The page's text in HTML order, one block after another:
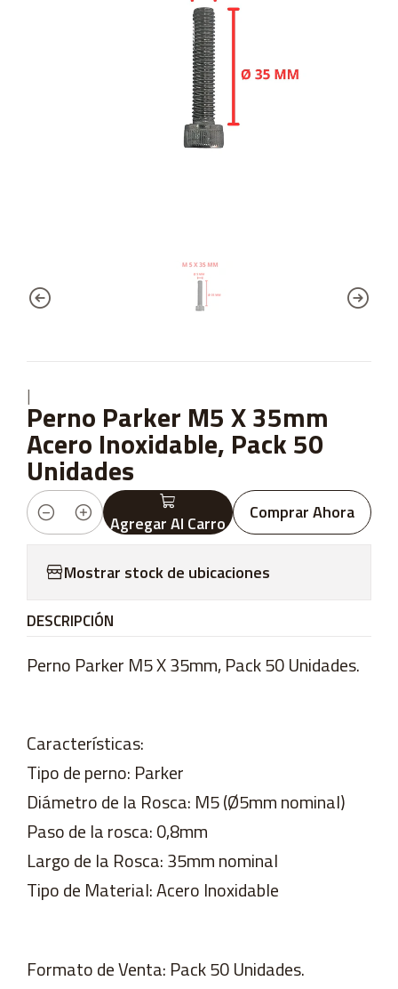
|
Perno Parker M5 X 35mm
Acero Inoxidable, Pack 50
Unidades
Cantidad Agregar Al Carro Comprar Ahora
Mostrar stock de ubicaciones
DESCRIPCIÓN
Perno Parker M5 X 35mm, Pack 50 Unidades.
Características:
Tipo de perno: Parker
Diámetro de la Rosca: M5 (Ø5mm nominal)
Paso de la rosca: 0,8mm
Largo de la Rosca: 35mm nominal
Tipo de Material: Acero Inoxidable
Formato de Venta: Pack 50 Unidades.